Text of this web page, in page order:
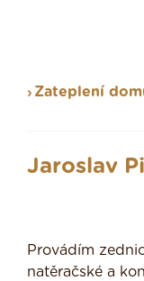
Zateplení
Jaroslav
Provádím
natěračské a